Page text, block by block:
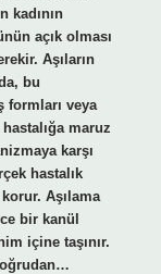
kadının
açık olması
Aşıların
bu
formları veya
maruz
karşı
hastalık
Aşılama
bir kanül
içine taşınır.